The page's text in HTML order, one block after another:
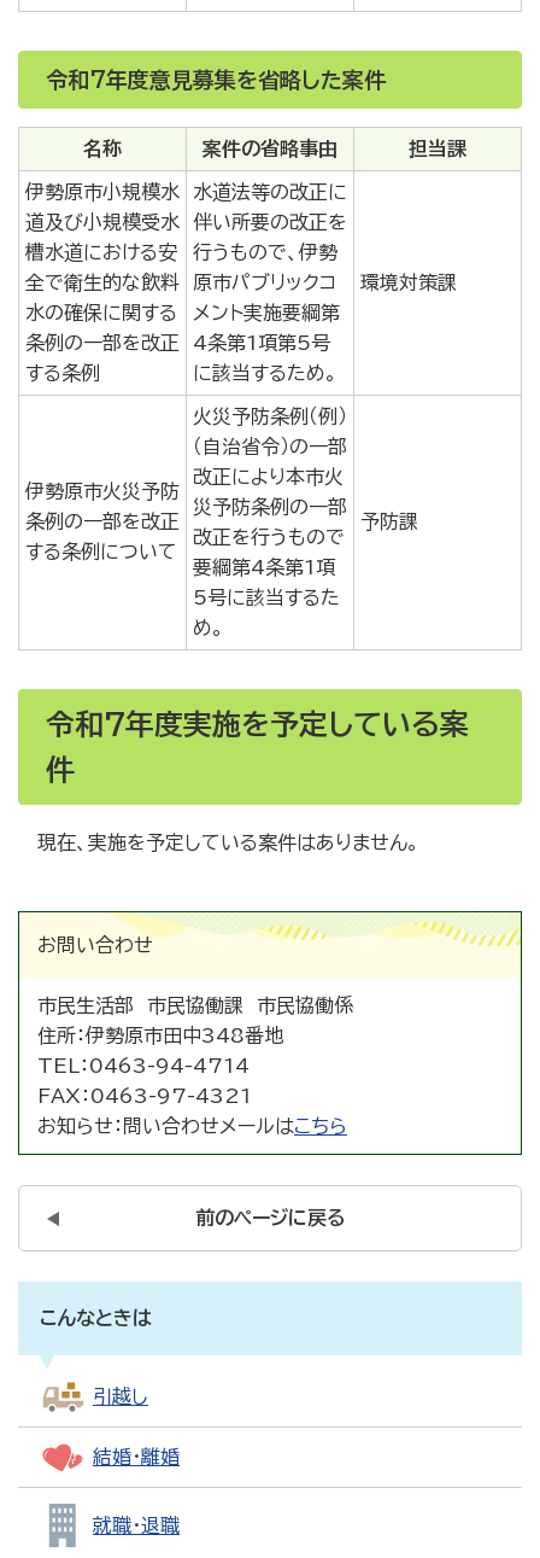
令和7年度意見募集を省略した案件
名称 案件の省略事由 担当課
伊勢原市小規模水
道及び小規模受水
槽水道における安
全で衛生的な飲料
水の確保に関する
条例の一部を改正
する条例
水道法等の改正に
伴い所要の改正を
行うもので、伊勢
原市パブリックコ
メント実施要綱第
4条第1項第5号
に該当するため。
環境対策課
伊勢原市火災予防
条例の一部を改正
する条例について
火災予防条例（例）
（自治省令）の一部
改正により本市火
災予防条例の一部
改正を行うもので
要綱第4条第1項
5号に該当するた
め。
予防課
令和7年度実施を予定している案
件
現在、実施を予定している案件はありません。
お問い合わせ
市民生活部 市民協働課 市民協働係
住所：伊勢原市田中348番地
TEL： 0463-94-4714
FAX： 0463-97-4321
お知らせ： 問い合わせメールはこちら
前のページに戻る
こんなときは
引越し
結婚・離婚
就職・退職